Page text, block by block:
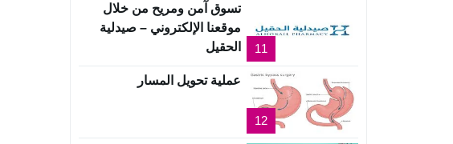
11
تسوق آمن ومريح من خلال
موقعنا الإلكتروني – صيدلية
الحقيل
12
عملية تحويل المسار